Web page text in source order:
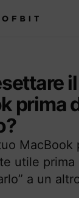
prima
MacBook
utile
a un